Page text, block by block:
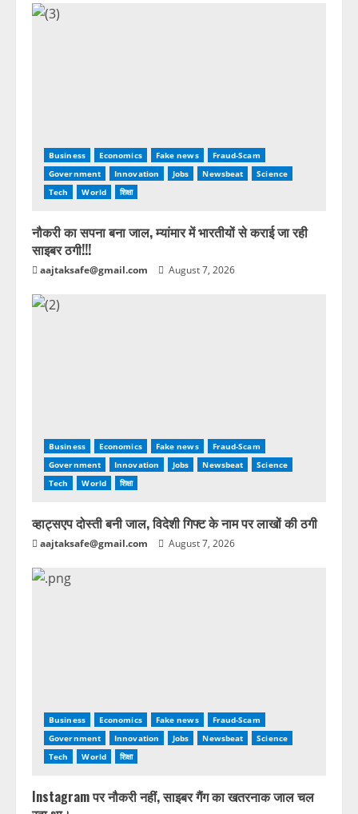
Business Economics Fake news
Fraud-Scam
Government
Innovation Jobs Newsbeat
Science
Tech
World शिक्षा
नौकरी का सपना बना जाल, म्यांमार में भारतीयों से कराई जा रही
साइबर ठगी!!!
aajtaksafe@gmail.com August 7, 2026
Business Economics Fake news
Fraud-Scam
Government
Innovation Jobs Newsbeat
Science
Tech
World शिक्षा
व्हाट्सएप दोस्ती बनी जाल, विदेशी गिफ्ट के नाम पर लाखों की ठगी
aajtaksafe@gmail.com August 7, 2026
Business Economics Fake news
Fraud-Scam
Government
Innovation Jobs Newsbeat
Science
Tech
World शिक्षा
Instagram पर नौकरी नहीं, साइबर गैंग का खतरनाक जाल चल